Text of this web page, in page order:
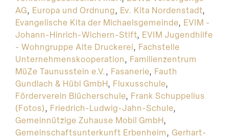
AG, Europa und Ordnung, Ev. Kita Nordenstadt,
Evangelische Kita der Michaelsgemeinde, EVIM -
Johann-Hinrich-Wichern-Stift, EVIM Jugendhilfe
- Wohngruppe Alte Druckerei, Fachstelle
Unternehmenskooperation, Familienzentrum
MüZe Taunusstein e.V., Fasanerie, Fauth
Gundlach & Hübl GmbH, Fluxusschule,
Förderverein Blücherschule, Frank Schuppelius
(Fotos), Friedrich-Ludwig-Jahn-Schule,
Gemeinnützige Zuhause Mobil GmbH,
Gemeinschaftsunterkunft Erbenheim, Gerhart-